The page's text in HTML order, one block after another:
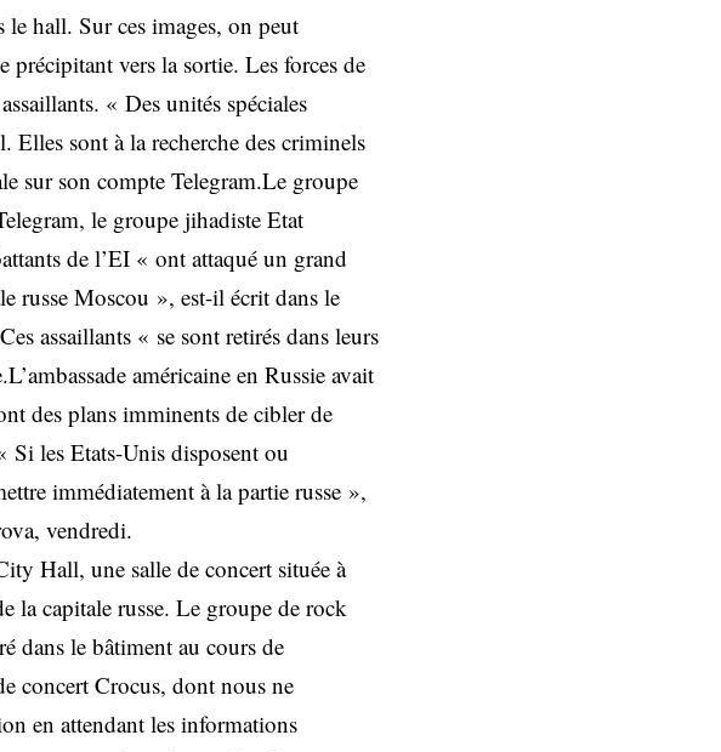
hall. Sur ces images, on peut
précipitant vers la sortie. Les forces de
« Des unités spéciales
Elles sont à la recherche des criminels
sur son compte Telegram.Le groupe
le groupe jihadiste Etat
de l’EI « ont attaqué un grand
russe Moscou », est-il écrit dans le
assaillants « se sont retirés dans leurs
américaine en Russie avait
des plans imminents de cibler de
Si les Etats-Unis disposent ou
immédiatement à la partie russe »,
vendredi.
Hall, une salle de concert située à
la capitale russe. Le groupe de rock
dans le bâtiment au cours de
concert Crocus, dont nous ne
en attendant les informations